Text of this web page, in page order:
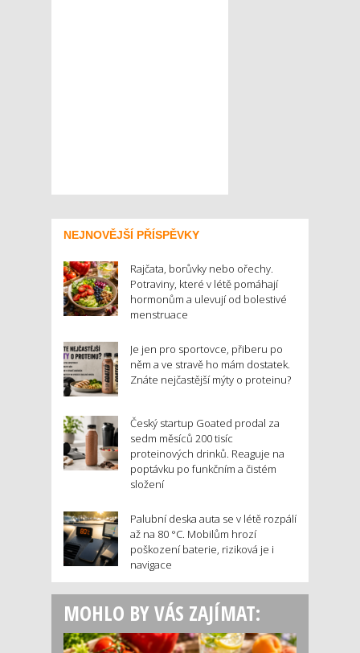
NEJNOVĚJŠÍ PŘÍSPĚVKY
Rajčata, borůvky nebo ořechy.
Potraviny, které v létě pomáhají
hormonům a ulevují od bolestivé
menstruace
Je jen pro sportovce, přiberu po
něm a ve stravě ho mám dostatek.
Znáte nejčastější mýty o proteinu?
Český startup Goated prodal za
sedm měsíců 200 tisíc
proteinových drinků. Reaguje na
poptávku po funkčním a čistém
složení
Palubní deska auta se v létě rozpálí
až na 80 °C. Mobilům hrozí
poškození baterie, riziková je i
navigace
MOHLO BY VÁS ZAJÍMAT: